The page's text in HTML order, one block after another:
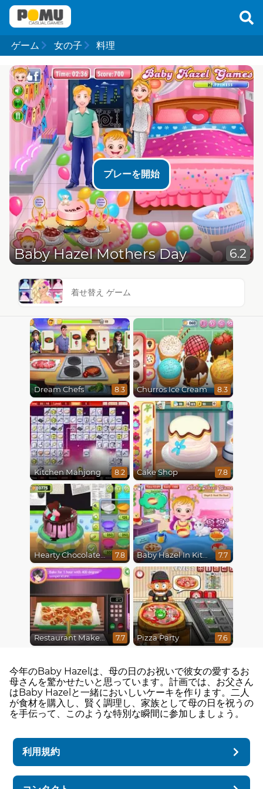
ゲーム 女の子 料理
プレーを開始
Baby Hazel Mothers Day 6.2
着せ替え ゲーム
Dream Chefs 8.3 Churros Ice Cream 8.3
Kitchen Mahjong 8.2 Cake Shop 7.8
Hearty Chocolate Cake 7.8 Baby Hazel In Kitchen 7.7
Restaurant Makeover 7.7 Pizza Party 7.6
今年のBaby Hazelは、母の日のお祝いで彼女の愛するお
母さんを驚かせたいと思っています。計画では、お父さん
はBaby Hazelと一緒においしいケーキを作ります。二人
が食材を購入し、賢く調理し、家族として母の日を祝うの
を手伝って、このような特別な瞬間に参加しましょう。
利用規約